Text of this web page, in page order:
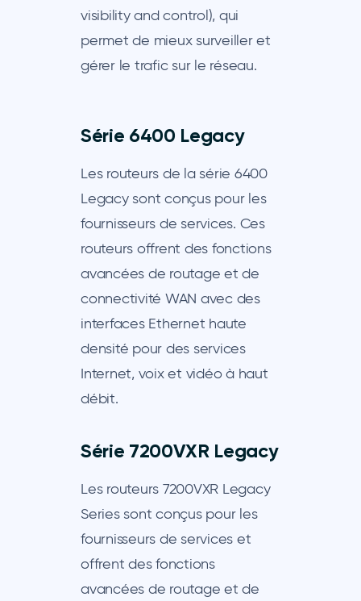
visibility and control), qui
permet de mieux surveiller et
gérer le trafic sur le réseau.
Série 6400 Legacy
Les routeurs de la série 6400
Legacy sont conçus pour les
fournisseurs de services. Ces
routeurs offrent des fonctions
avancées de routage et de
connectivité WAN avec des
interfaces Ethernet haute
densité pour des services
Internet, voix et vidéo à haut
débit.
Série 7200VXR Legacy
Les routeurs 7200VXR Legacy
Series sont conçus pour les
fournisseurs de services et
offrent des fonctions
avancées de routage et de